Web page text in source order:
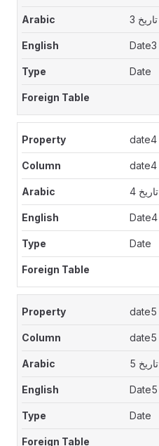
تاريخ 3
Date3
Date
date4
date4
تاريخ 4
Date4
Date
date5
date5
تاريخ 5
Date5
Date